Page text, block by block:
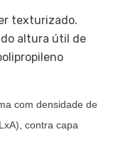
texturizado.
altura útil de
com densidade de
contra capa